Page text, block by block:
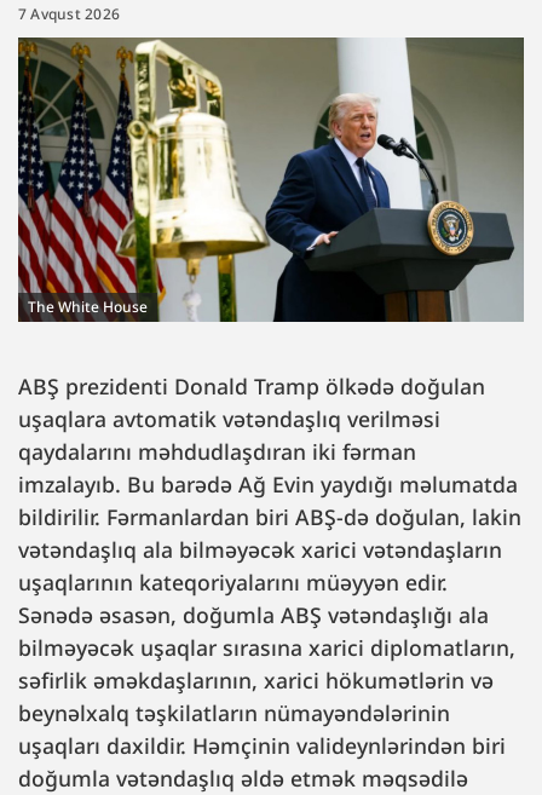
7 Avqust 2026
The White House
ABŞ prezidenti Donald Tramp ölkədə doğulan
uşaqlara avtomatik vətəndaşlıq verilməsi
qaydalarını məhdudlaşdıran iki fərman
imzalayıb. Bu barədə Ağ Evin yaydığı məlumatda
bildirilir. Fərmanlardan biri ABŞ-də doğulan, lakin
vətəndaşlıq ala bilməyəcək xarici vətəndaşların
uşaqlarının kateqoriyalarını müəyyən edir.
Sənədə əsasən, doğumla ABŞ vətəndaşlığı ala
bilməyəcək uşaqlar sırasına xarici diplomatların,
səfirlik əməkdaşlarının, xarici hökumətlərin və
beynəlxalq təşkilatların nümayəndələrinin
uşaqları daxildir. Həmçinin valideynlərindən biri
doğumla vətəndaşlıq əldə etmək məqsədilə